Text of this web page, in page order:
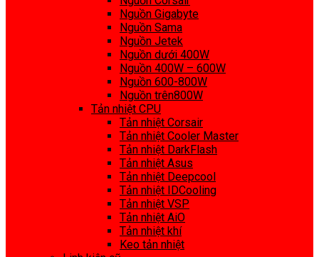
Nguồn Gigabyte
Nguồn Sama
Nguồn Jetek
Nguồn dưới 400W
Nguồn 400W – 600W
Nguồn 600-800W
Nguồn trên800W
Tản nhiệt CPU
Tản nhiệt Corsair
Tản nhiệt Cooler Master
Tản nhiệt DarkFlash
Tản nhiệt Asus
Tản nhiệt Deepcool
Tản nhiệt IDCooling
Tản nhiệt VSP
Tản nhiệt AiO
Tản nhiệt khí
Keo tản nhiệt